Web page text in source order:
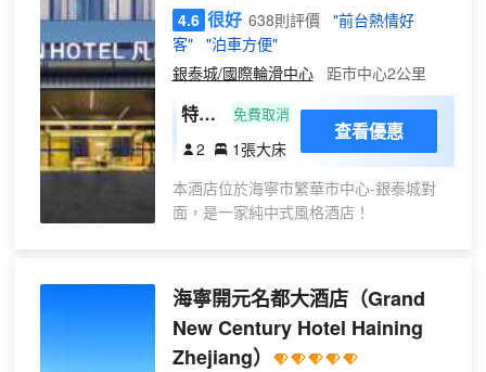
4.6 很好 638則評價
"前台熱情好
客"
"泊車方便"
銀泰城/國際輪滑中心
距市中心2公里
特惠
大床
免費取消
2 1張大床
查看優惠
本酒店位於海寧市繁華市中心-銀泰城對
面，是一家純中式風格酒店！
海寧開元名都大酒店（Grand
New Century Hotel Haining
Zhejiang）